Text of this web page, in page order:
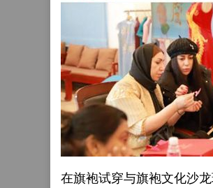
在旗袍试穿与旗袍文化沙